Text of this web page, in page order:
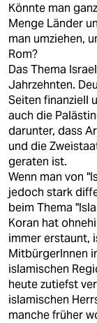
Könnte man
Menge Länder
man umziehen,
Rom?
Das Thema
Jahrzehnten.
Seiten finanziell
auch die
darunter, dass
und die
geraten ist.
Wenn man von
jedoch stark
beim Thema
Koran hat
immer erstaunt,
MitbürgerInnen
islamischen
heute zutiefst
islamischen
manche früher